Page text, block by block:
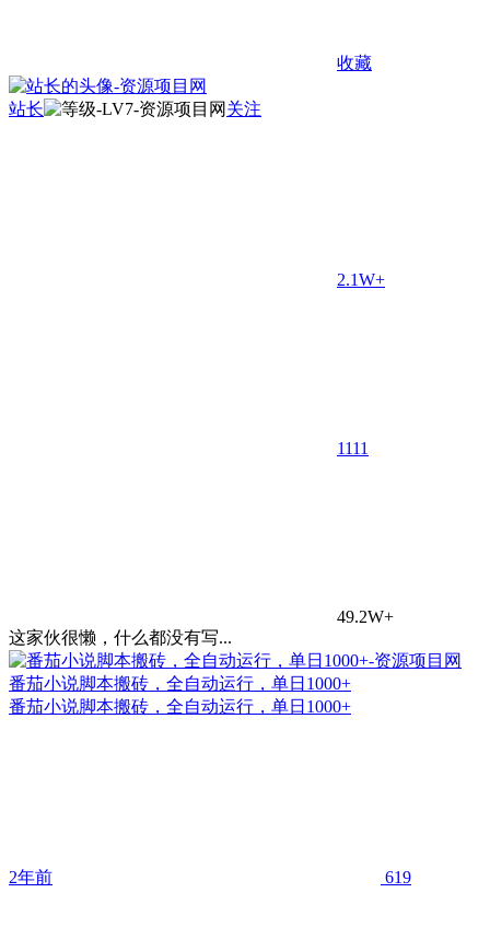
收藏
站长 关注
2.1W+
1111
49.2W+
这家伙很懒，什么都没有写...
番茄小说脚本搬砖，全自动运行，单日1000+
番茄小说脚本搬砖，全自动运行，单日1000+
2年前 619